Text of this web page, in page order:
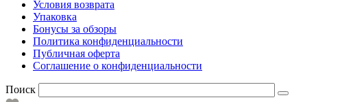
Условия возврата
Упаковка
Бонусы за обзоры
Политика конфиденциальности
Публичная оферта
Соглашение о конфиденциальности
Поиск